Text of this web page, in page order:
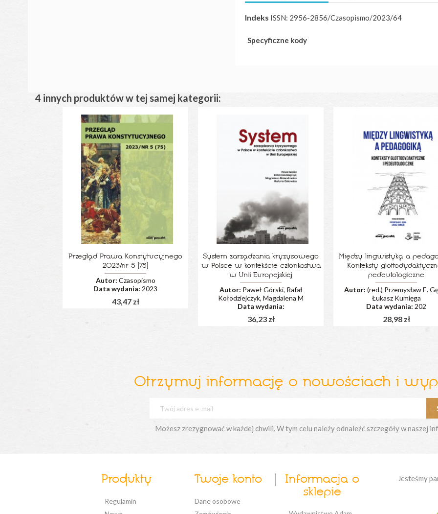
Indeks ISSN: 2956-2856/Czasopismo/2023/64
Specyficzne kody
4 innych produktów w tej samej kategorii:
Przegląd Prawa Konstytucyjnego
2023/nr 5 (75)
Autor: Czasopismo
Data wydania: 2023
43,47 zł
System zarządzania kryzysowego
w Polsce w kontekście członkostwa
w Unii Europejskiej
Autor: Paweł Górski, Rafał
Kołodziejczyk, Magdalena M
Data wydania:
36,23 zł
Między lingwistyką a
Konteksty
pedeutologiczne
Autor: (red.) Przemysław E.
Łukasz Kumięga
Data wydania: 202
28,98 zł
Otrzymuj informację o nowościach i
Możesz zrezygnować w każdej chwili. W tym celu należy odnaleźć szczegóły w naszej
Produkty
Regulamin
Twoje konto
Dane osobowe
Informacja o
sklepie
Jesteśmy